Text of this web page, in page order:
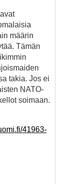
määrin
Tämän
takia. Jos ei
NATO-
soimaan.
41963-